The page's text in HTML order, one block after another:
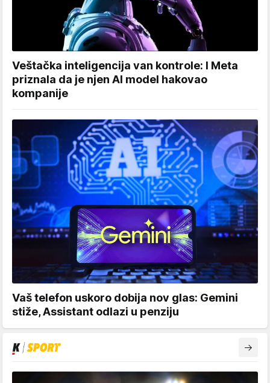
Veštačka inteligencija van kontrole: I Meta
priznala da je njen AI model hakovao
kompanije
Vaš telefon uskoro dobija nov glas: Gemini
stiže, Assistant odlazi u penziju